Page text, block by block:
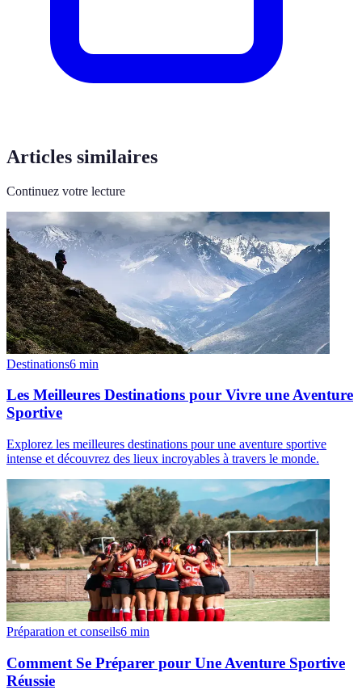
Articles similaires
Continuez votre lecture
Destinations6 min
Les Meilleures Destinations pour Vivre une Aventure
Sportive
Explorez les meilleures destinations pour une aventure sportive
intense et découvrez des lieux incroyables à travers le monde.
Préparation et conseils6 min
Comment Se Préparer pour Une Aventure Sportive
Réussie